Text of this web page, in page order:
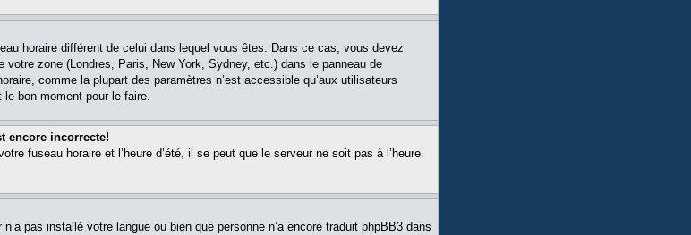
horaire différent de celui dans lequel vous êtes. Dans ce cas, vous devez
votre zone (Londres, Paris, New York, Sydney, etc.) dans le panneau de
comme la plupart des paramètres n’est accessible qu’aux utilisateurs
le bon moment pour le faire.
encore incorrecte!
fuseau horaire et l’heure d’été, il se peut que le serveur ne soit pas à l’heure.
pas installé votre langue ou bien que personne n’a encore traduit phpBB3 dans